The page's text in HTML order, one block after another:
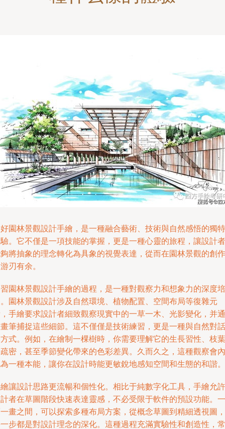
園林景觀設計手繪，是一種融合藝術、技術與自然感悟的獨特
。它不僅是一項技能的掌握，更是一種心靈的旅程，讓設計者
將抽象的理念轉化為具象的視覺表達，從而在園林景觀的創作
刃有余。
園林景觀設計手繪的過程，是一種對觀察力和想象力的深度培
園林景觀設計涉及自然環境、植物配置、空間布局等復雜元
手繪要求設計者細致觀察現實中的一草一木、光影變化，并通
筆捕捉這些細節。這不僅僅是技術練習，更是一種與自然對話
式。例如，在繪制一棵樹時，你需要理解它的生長習性、枝葉
密，甚至季節變化帶來的色彩差異。久而久之，這種觀察會內
一種本能，讓你在設計時能更敏銳地感知空間和生態的和諧。
讓設計思路更流暢和個性化。相比于純數字化工具，手繪允許
者在草圖階段快速表達靈感，不必受限于軟件的預設功能。一
畫之間，可以探索多種布局方案，從概念草圖到精細透視圖，
步都是對設計理念的深化。這種過程充滿實驗性和創造性，常